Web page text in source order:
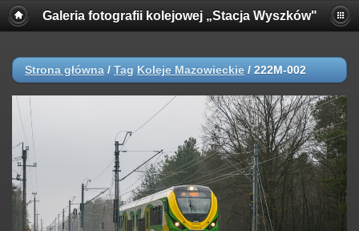
Galeria fotografii kolejowej „Stacja Wyszków"
Strona główna / Tag Koleje Mazowieckie / 222M-002